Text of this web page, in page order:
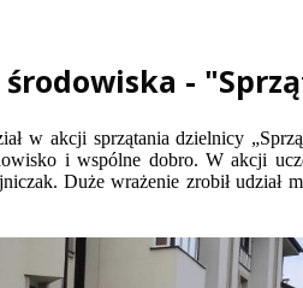
środowiska -
w akcji sprzątania dzielnicy
i wspólne dobro. W akcji
Duże wrażenie zrobił udział